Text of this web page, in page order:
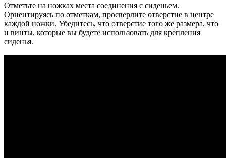
Отметьте на ножках места соединения с сиденьем.
Ориентируясь по отметкам, просверлите отверстие в центре
каждой ножки. Убедитесь, что отверстие того же размера, что
и винты, которые вы будете использовать для крепления
сиденья.